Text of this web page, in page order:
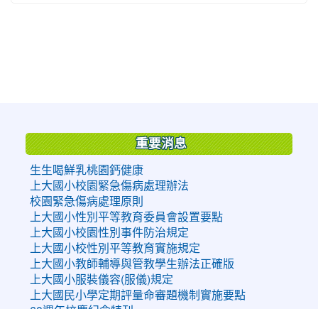
重要消息
生生喝鮮乳桃園鈣健康
上大國小校園緊急傷病處理辦法
校園緊急傷病處理原則
上大國小性別平等教育委員會設置要點
上大國小校園性別事件防治規定
上大國小校性別平等教育實施規定
上大國小教師輔導與管教學生辦法正確版
上大國小服裝儀容(服儀)規定
上大國民小學定期評量命審題機制實施要點